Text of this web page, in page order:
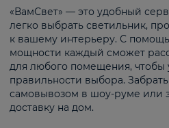
«ВамСвет» — это удобный
легко выбрать светильник,
к вашему интерьеру. С
мощности каждый сможет
для любого помещения, чтобы
правильности выбора.
самовывозом в шоу-руме или
доставку на дом.